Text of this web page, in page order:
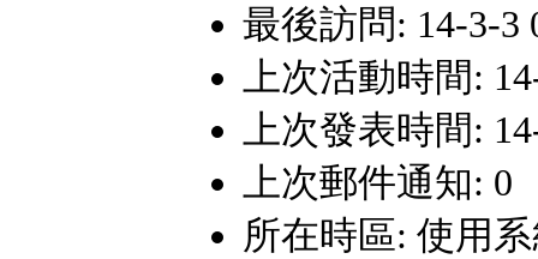
最後訪問: 14-3-3
上次活動時間:
上次發表時間:
上次郵件通知: 0
所在時區: 使用